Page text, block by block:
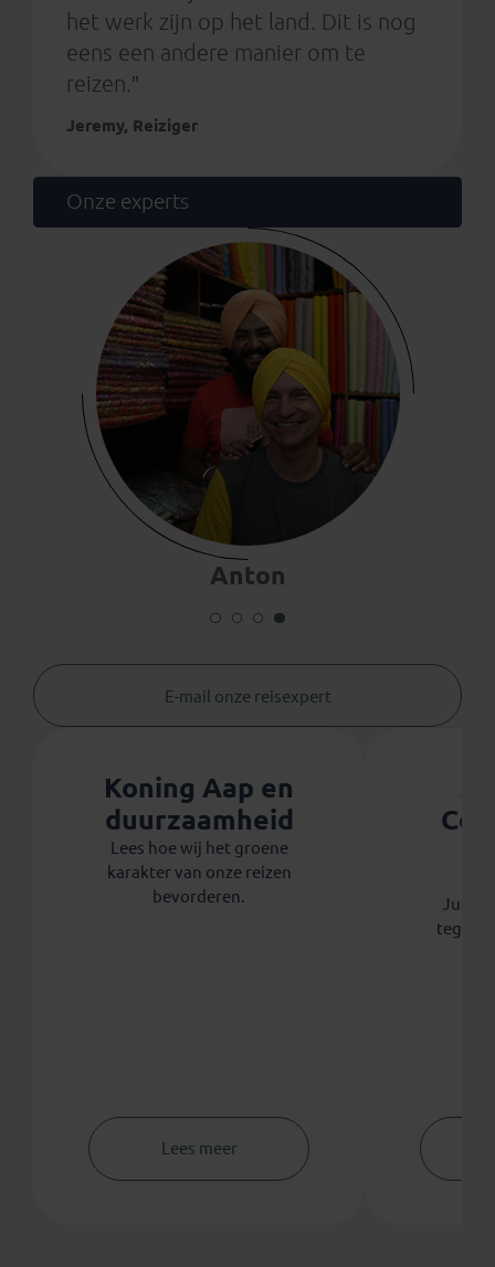
het werk zijn op het land. Dit is nog
eens een andere manier om te
reizen.”
Jeremy, Reiziger
Onze experts
Anton
E-mail onze reisexpert
Koning Aap en
duurzaamheid
Lees hoe wij het groene
karakter van onze reizen
bevorderen.
Lees meer
tegen